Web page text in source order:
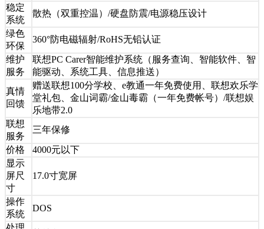
稳定
系统
散热（双重控温）/硬盘防震/电源稳压设计
绿色
环保
360°防电磁辐射/RoHS无铅认证
维护
服务
联想PC Carer智能维护系统（服务查询、智能软件、智
能驱动、系统工具、信息推送）
真情
回馈
赠送联想100分学校、e教通一年免费使用、联想欢乐学
堂礼包、金山词霸/金山毒霸（一年免费帐号）/联想娱
乐地带2.0
联想
服务
三年保修
价格
4000元以下
显示
屏尺
寸
17.0寸宽屏
操作
系统
DOS